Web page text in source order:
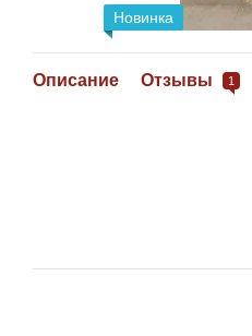
Новинка
Описание Отзывы 1